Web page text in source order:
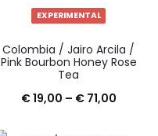
EXPERIMENTAL
Colombia / Jairo Arcila /
Pink Bourbon Honey Rose
Tea
€19,00 – €71,00